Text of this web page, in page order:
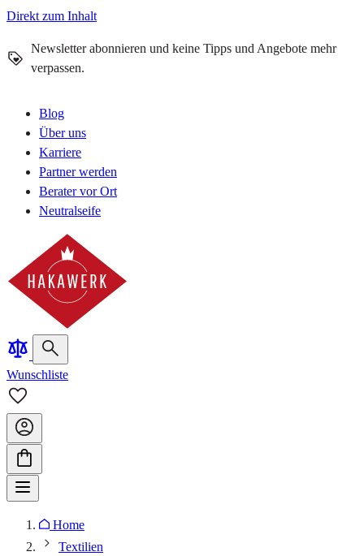
Direkt zum Inhalt
Newsletter abonnieren und keine Tipps und Angebote mehr
verpassen.
Blog
Über uns
Karriere
Partner werden
Berater vor Ort
Neutralseife
Wunschliste
Home
Textilien